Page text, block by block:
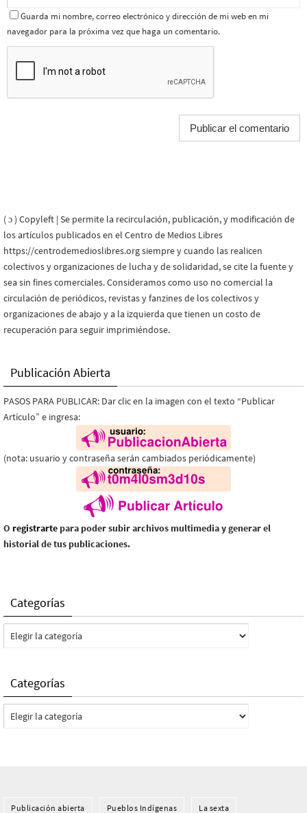
Guarda mi nombre, correo electrónico y dirección de mi web en mi
navegador para la próxima vez que haga un comentario.
( ɔ ) Copyleft | Se permite la recirculación, publicación, y modificación de
los artículos publicados en el Centro de Medios Libres
https://centrodemedioslibres.org siempre y cuando las realicen
colectivos y organizaciones de lucha y de solidaridad, se cite la fuente y
sea sin fines comerciales. Consideramos como uso no comercial la
circulación de periódicos, revistas y fanzines de los colectivos y
organizaciones de abajo y a la izquierda que tienen un costo de
recuperación para seguir imprimiéndose.
Publicación Abierta
PASOS PARA PUBLICAR: Dar clic en la imagen con el texto “Publicar
Artículo” e ingresa:
(nota: usuario y contraseña serán cambiados periódicamente)
O registrarte para poder subir archivos multimedia y generar el
historial de tus publicaciones.
Categorías
Categorías
Categorías
Categorías
Publicación abierta Pueblos Indí­genas La sexta